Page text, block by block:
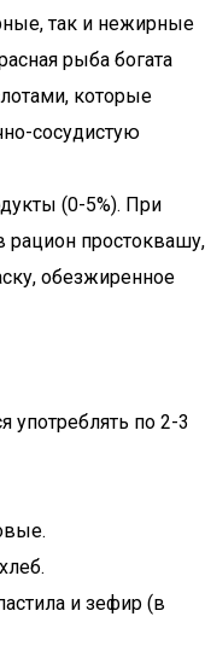
так и нежирные
рыба богата
которые
сосудистую
(0-5%). При
рацион простоквашу,
обезжиренное
употреблять по 2-3
и зефир (в